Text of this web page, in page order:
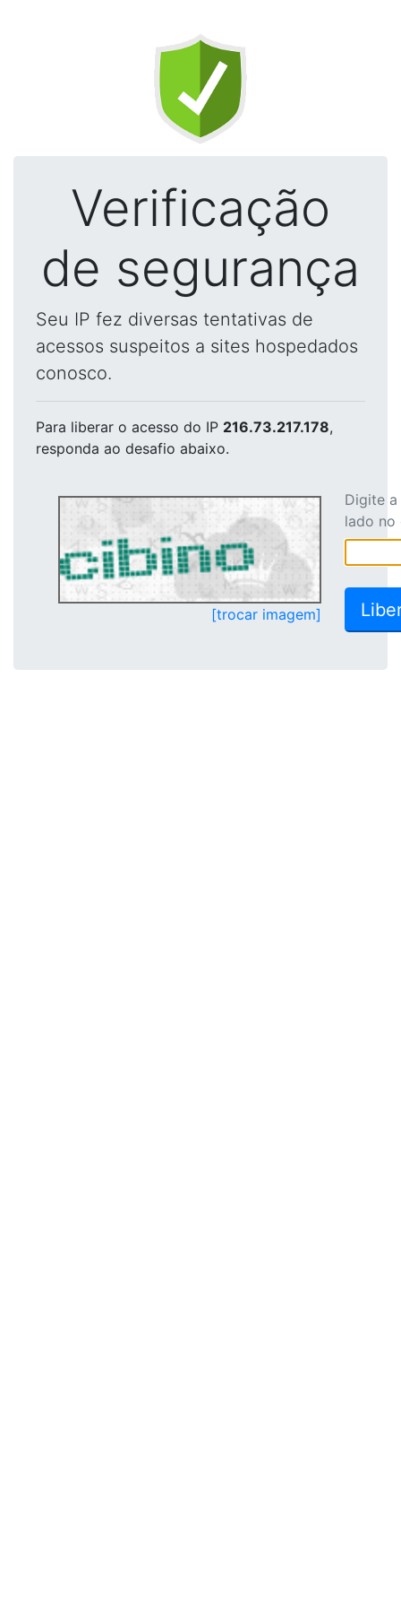
Verificação
de segurança
Seu IP fez diversas tentativas de
acessos suspeitos a sites hospedados
conosco.
Para liberar o acesso do IP 216.73.217.178,
responda ao desafio abaixo.
[trocar imagem]
Digite
lado no